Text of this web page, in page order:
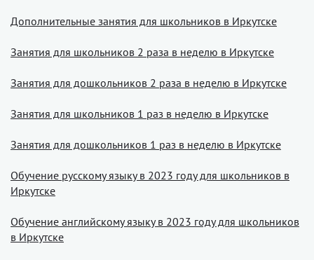
Дополнительные занятия для школьников в Иркутске
Занятия для школьников 2 раза в неделю в Иркутске
Занятия для дошкольников 2 раза в неделю в Иркутске
Занятия для школьников 1 раз в неделю в Иркутске
Занятия для дошкольников 1 раз в неделю в Иркутске
Обучение русскому языку в 2023 году для школьников в
Иркутске
Обучение английскому языку в 2023 году для школьников
в Иркутске